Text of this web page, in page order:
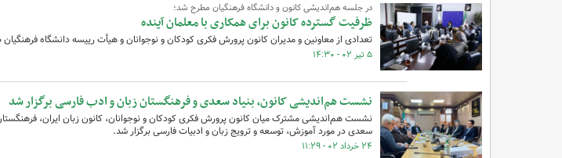
در جلسه هم‌اندیشی کانون و دانشگاه فرهنگیان مطرح شد؛
ظرفیت گسترده کانون برای همکاری با معلمان آینده
تعدادی از معاونین و مدیران کانون پرورش فکری کودکان و نوجوانان و هیأت رییسه دانشگاه
۵ تیر ۰۲ - ۱۴:۳۰
نشست هم‌اندیشی کانون، بنیاد سعدی و فرهنگستان زبان و ادب فارسی برگزار شد
نشست هم‌اندیشی مشترک میان کانون پرورش فکری کودکان و نوجوانان، کانون زبان ایران،
سعدی در مورد آموزش، توسعه و ترویج زبان و ادبیات فارسی برگزار شد.
۲۴ خرداد ۰۲ - ۱۱:۲۹